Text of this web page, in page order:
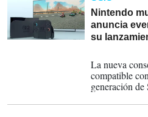
Nintendo
anuncia
su
La nueva
compatible
generación
podrán